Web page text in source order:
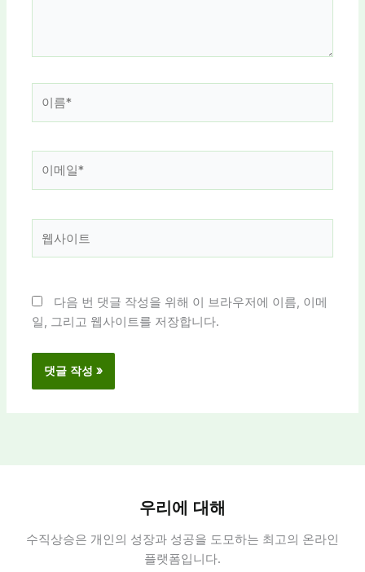
*
다음 번 댓글 작성을 위해 이 브라우저에 이름, 이메
일, 그리고 웹사이트를 저장합니다.
우리에 대해
수직상승은 개인의 성장과 성공을 도모하는 최고의 온라인
플랫폼입니다.